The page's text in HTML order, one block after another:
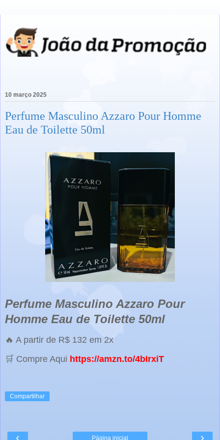
10 março 2025
Perfume Masculino Azzaro Pour Homme
Eau de Toilette 50ml
Perfume Masculino Azzaro Pour
Homme Eau de Toilette 50ml
🔥 A partir de R$ 132 em 2x
🛒 Compre Aqui https://amzn.to/4bIrxiT
Compartilhar
‹ ›
Página inicial